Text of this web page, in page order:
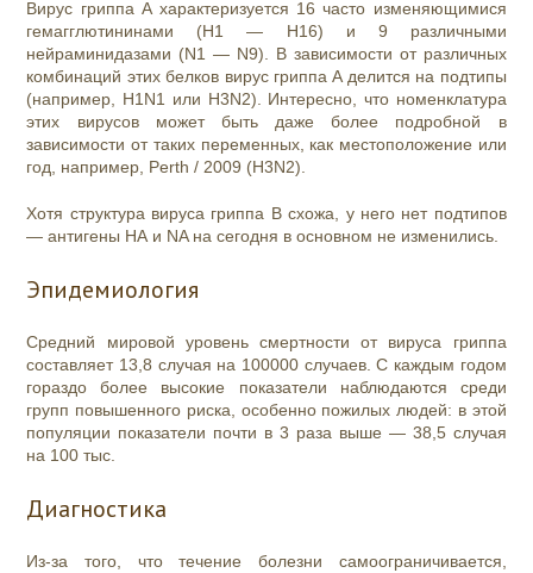
Вирус гриппа A характеризуется 16 часто изменяющимися
гемагглютининами (H1 — H16) и 9 различными
нейраминидазами (N1 — N9). В зависимости от различных
комбинаций этих белков вирус гриппа A делится на подтипы
(например, H1N1 или H3N2). Интересно, что номенклатура
этих вирусов может быть даже более подробной в
зависимости от таких переменных, как местоположение или
год, например, Perth / 2009 (H3N2).
Хотя структура вируса гриппа B схожа, у него нет подтипов
— антигены НА и NA на сегодня в основном не изменились.
Эпидемиология
Средний мировой уровень смертности от вируса гриппа
составляет 13,8 случая на 100000 случаев. С каждым годом
гораздо более высокие показатели наблюдаются среди
групп повышенного риска, особенно пожилых людей: в этой
популяции показатели почти в 3 раза выше — 38,5 случая
на 100 тыс.
Диагностика
Из-за того, что течение болезни самоограничивается,